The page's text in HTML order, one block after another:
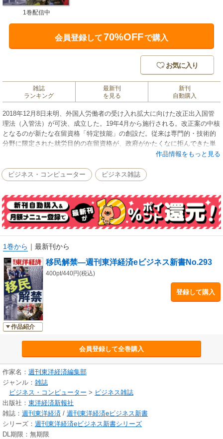
1巻配信中
会員登録して70%OFFで購入
お気に入り
雑誌
ランキング
最新刊
を見る
新刊
自動購入
2018年12月8日未明、外国人労働者の受け入れ拡大に向けた改正出入国管
理法（入管法）が可決、成立した。19年4月から施行される。改正案の中核
となるのが新たな在留資格「特定技能」の創設だ。従来は専門的・技術的
分野に限定された就労目的の在留資格が、政府がかたくなに拒んできた単
実上の移民解禁へ舵を切った日本。経済、社会への影響はどうなるのか。
台湾、シンガポール、韓国、米国の姿とあわせ最前線の現状と問題点を追
本誌は『週刊東洋経済』2019年1月12日号掲載の30ページ分を電子化した
ものです。
作品情報をもっと見る
ビジネス・コンピューター ビジネス雑誌
1巻から ｜ 最新刊から
作品紹介
移民解禁―週刊東洋経済eビジネス新書No.293
400pt/440円(税込)
登録して購入
会員登録して全巻購入
作家名： 週刊東洋経済編集部
ジャンル： 雑誌
ビジネス・コンピューター > ビジネス雑誌
出版社： 東洋経済新報社
雑誌： 週刊東洋経済 / 週刊東洋経済eビジネス新書
シリーズ： 週刊東洋経済eビジネス新書シリーズ
DL期限：無期限